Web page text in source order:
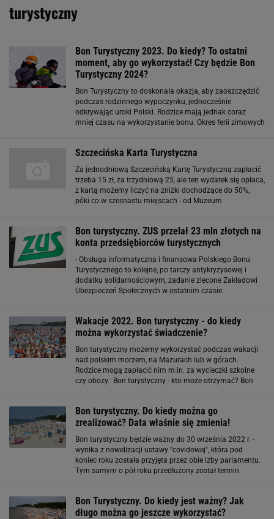
turystyczny
Bon Turystyczny 2023. Do kiedy? To ostatni
moment, aby go wykorzystać! Czy będzie Bon
Turystyczny 2024?
Bon Turystyczny to doskonała okazja, aby zaoszczędzić
podczas rodzinnego wypoczynku, jednocześnie
odkrywając uroki Polski. Rodzice mają jednak coraz
mniej czasu na wykorzystanie bonu. Okres ferii zimowych
Szczecińska Karta Turystyczna
Za jednodniową Szczecińską Kartę Turystyczną zapłacić
trzeba 15 zł, za trzydniową 25, ale ten wydatek się opłaca,
z kartą możemy liczyć na zniżki dochodzące do 50%,
póki co w szesnastu miejscach - od Muzeum
Bon turystyczny. ZUS przelał 23 mln złotych na
konta przedsiębiorców turystycznych
- Obsługa informatyczna i finansowa Polskiego Bonu
Turystycznego to kolejne, po tarczy antykryzysowej i
dodatku solidarnościowym, zadanie zlecone Zakładowi
Ubezpieczeń Społecznych w ostatnim czasie.
Wakacje 2022. Bon turystyczny - do kiedy
można wykorzystać świadczenie?
Bon turystyczny możemy wykorzystać podczas wakacji
nad polskim morzem, na Mazurach lub w górach.
Rodzice mogą zapłacić nim m.in. za wycieczki szkolne
czy obozy. Bon turystyczny - kto może otrzymać? Bon
Bon turystyczny. Do kiedy można go
zrealizować? Data właśnie się zmienia!
Bon turystyczny będzie ważny do 30 września 2022 r. -
wynika z nowelizacji ustawy "covidowej", która pod
koniec roku została przyjęta przez obie izby parlamentu.
Tym samym o pół roku przedłużony został termin
Bon Turystyczny. Do kiedy jest ważny? Jak
długo można go jeszcze wykorzystać?